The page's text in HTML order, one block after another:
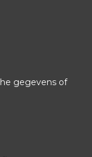
gegevens of